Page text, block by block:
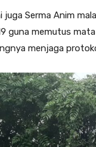
juga Serma Anim
guna memutus
menjaga